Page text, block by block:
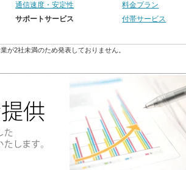
通信速度・安定性
料金プラン
サポートサービス
付帯サービス
が2社未満のため発表しておりません。